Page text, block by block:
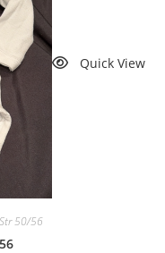
Quick View
Str 50/56